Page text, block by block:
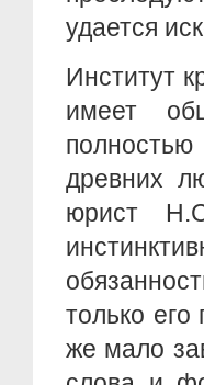
удается
Институт
имеет
древних
юрист
только его
же мало